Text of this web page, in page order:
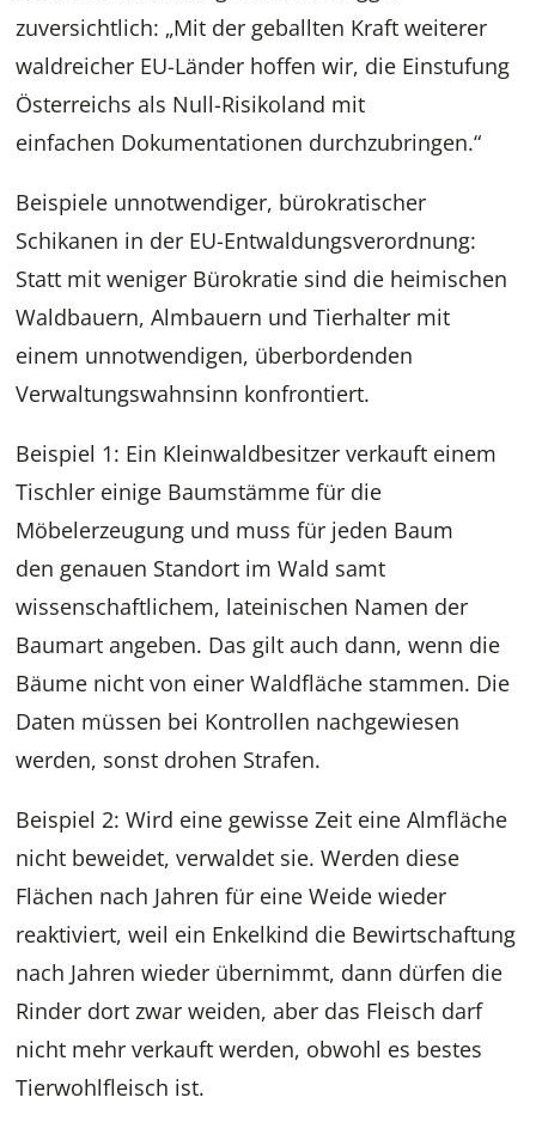
zuversichtlich: „Mit der geballten Kraft weiterer
waldreicher EU-Länder hoffen wir, die Einstufung
Österreichs als Null-Risikoland mit
einfachen Dokumentationen durchzubringen.“
Beispiele unnotwendiger, bürokratischer
Schikanen in der EU-Entwaldungsverordnung:
Statt mit weniger Bürokratie sind die heimischen
Waldbauern, Almbauern und Tierhalter mit
einem unnotwendigen, überbordenden
Verwaltungswahnsinn konfrontiert.
Beispiel 1: Ein Kleinwaldbesitzer verkauft einem
Tischler einige Baumstämme für die
Möbelerzeugung und muss für jeden Baum
den genauen Standort im Wald samt
wissenschaftlichem, lateinischen Namen der
Baumart angeben. Das gilt auch dann, wenn die
Bäume nicht von einer Waldfläche stammen. Die
Daten müssen bei Kontrollen nachgewiesen
werden, sonst drohen Strafen.
Beispiel 2: Wird eine gewisse Zeit eine Almfläche
nicht beweidet, verwaldet sie. Werden diese
Flächen nach Jahren für eine Weide wieder
reaktiviert, weil ein Enkelkind die Bewirtschaftung
nach Jahren wieder übernimmt, dann dürfen die
Rinder dort zwar weiden, aber das Fleisch darf
nicht mehr verkauft werden, obwohl es bestes
Tierwohlfleisch ist.